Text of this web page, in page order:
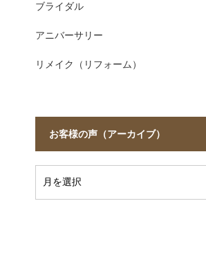
ブライダル
アニバーサリー
リメイク（リフォーム）
お客様の声（アーカイブ）